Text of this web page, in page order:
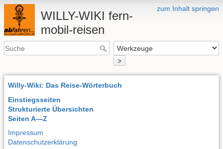
zum Inhalt springen
WILLY-WIKI fern-
mobil-reisen
>
Willy-Wiki: Das Reise-Wörterbuch
Einstiegsseiten
Strukturierte Übersichten
Seiten A—Z
Impressum
Datenschutzerklärung